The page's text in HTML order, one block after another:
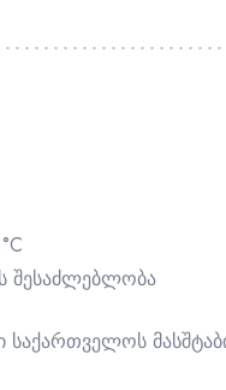
შესაძლებლობა